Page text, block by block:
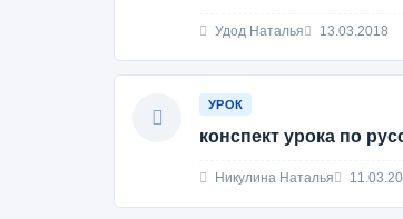
Удод Наталья 13.03.2018
УРОК
конспект урока по
Никулина Наталья